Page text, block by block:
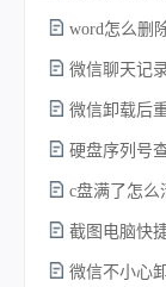
微信聊天记
硬盘序列号
截图电脑快
微信不小心